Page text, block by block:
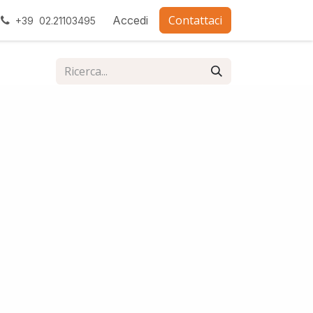
con noi
+39 02.21103495 Accedi Contattaci